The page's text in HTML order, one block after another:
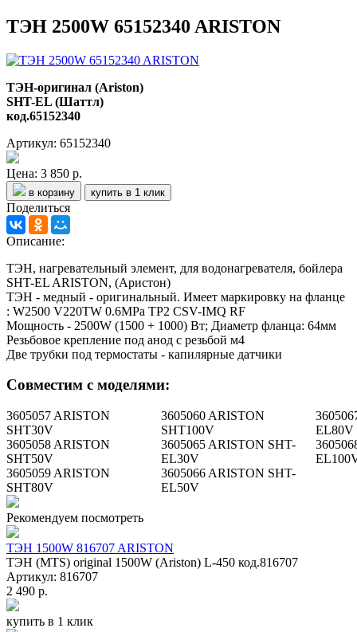
ТЭН 2500W 65152340 ARISTON
ТЭН-оригинал (Ariston)
SHT-EL (Шаттл)
код.65152340
Артикул: 65152340
Цена: 3 850 р.
в корзину купить в 1 клик
Поделиться
Описание:
ТЭН, нагревательный элемент, для водонагревателя, бойлера
SHT-EL ARISTON, (Аристон)
ТЭН - медный - оригинальный. Имеет маркировку на фланце
: W2500 V220TW 0.6MPa TP2 CSV-IMQ RF
Мощность - 2500W (1500 + 1000) Вт; Диаметр фланца: 64мм
Резьбовое крепление под анод с резьбой м4
Две трубки под термостаты - капилярные датчики
Совместим с моделями:
3605057 ARISTON
SHT30V
3605060 ARISTON
SHT100V
EL80V
3605058 ARISTON
SHT50V
3605065 ARISTON SHT-
EL30V
3605059 ARISTON
SHT80V
3605066 ARISTON SHT-
EL50V
Рекомендуем посмотреть
ТЭН 1500W 816707 ARISTON
ТЭН (MTS) original 1500W (Ariston) L-450 код.816707
Артикул: 816707
2 490 р.
купить в 1 клик